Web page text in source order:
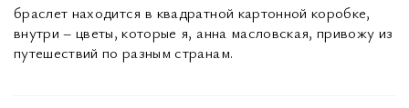
браслет находится в квадратной картонной коробке,
внутри – цветы, которые я, анна масловская, привожу из
путешествий по разным странам.